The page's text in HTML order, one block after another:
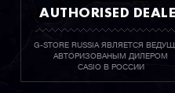
AUTHORISED
G-STORE RUSSIA ЯВЛЯЕТСЯ
АВТОРИЗОВАНЫМ ДИЛЕРОМ
CASIO В РОССИИ